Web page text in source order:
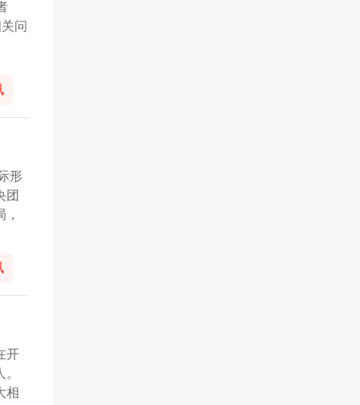
问
形
团
开
相